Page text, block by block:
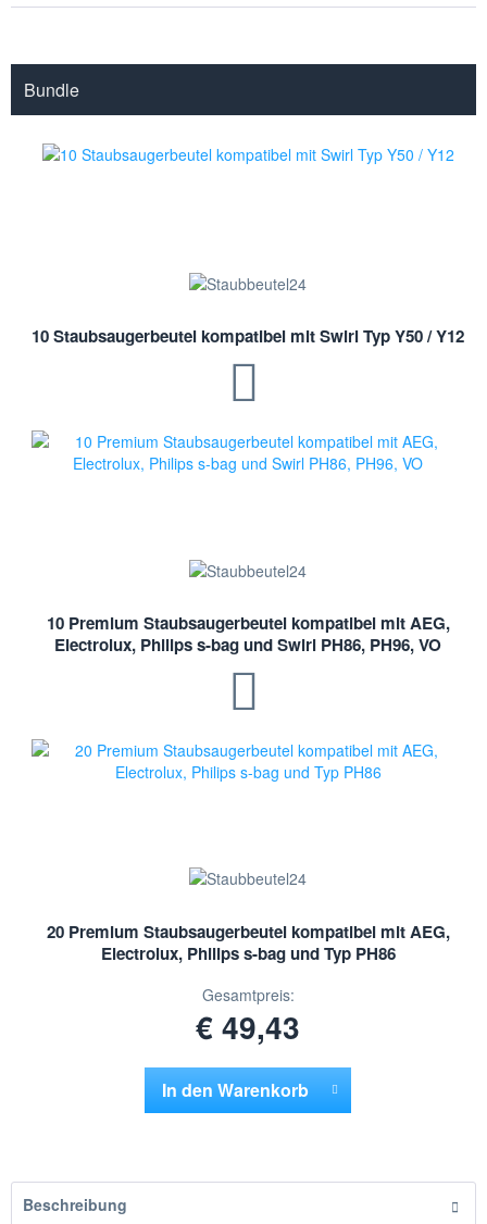
Bundle
10 Staubsaugerbeutel kompatibel mit Swirl Typ Y50 / Y12
10 Premium Staubsaugerbeutel kompatibel mit AEG,
Electrolux, Philips s-bag und Swirl PH86, PH96, VO
20 Premium Staubsaugerbeutel kompatibel mit AEG,
Electrolux, Philips s-bag und Typ PH86
Gesamtpreis:
€ 49,43
In den Warenkorb
Beschreibung